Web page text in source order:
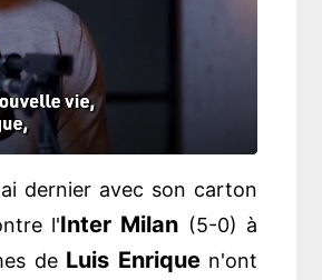
dernier avec son carton
l'Inter Milan (5-0) à
de Luis Enriquen'ont